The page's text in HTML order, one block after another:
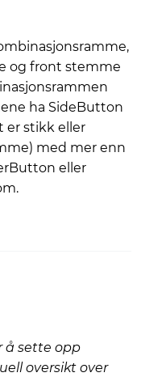
og front stemme
ha SideButton
er stikk eller
med mer enn
eller
å sette opp
oversikt over